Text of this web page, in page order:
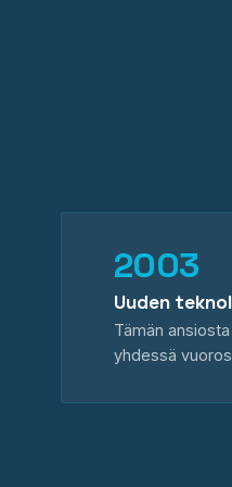
2003
Uuden
Tämän
yhdessä